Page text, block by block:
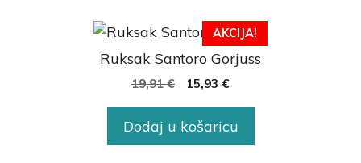
AKCIJA!
Ruksak Santoro Gorjuss
19,91€ 15,93 €
Dodaj u košaricu